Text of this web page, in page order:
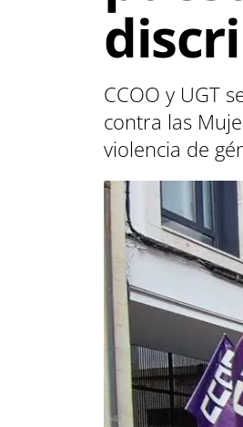
CCOO y UGT
contra las
violencia de